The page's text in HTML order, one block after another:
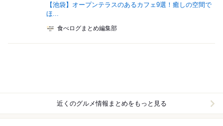
【池袋】オープンテラスのあるカフェ9選！癒しの空間で
ほ...
食べログまとめ編集部
近くのグルメ情報まとめをもっと見る